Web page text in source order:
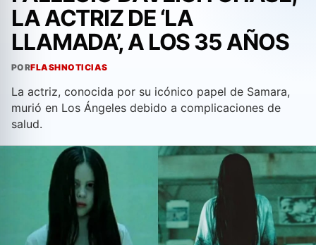
LA ACTRIZ DE ‘LA
LLAMADA’, A LOS 35 AÑOS
PORFLASHNOTICIAS
La actriz, conocida por su icónico papel de Samara,
murió en Los Ángeles debido a complicaciones de
salud.